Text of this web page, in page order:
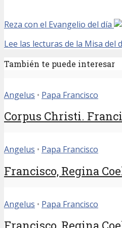
Reza con el Evangelio del día
Lee las lecturas de la Misa del
También te puede interesar
Angelus • Papa Francisco
Corpus Christi.
Angelus • Papa Francisco
Francisco, Regina
Angelus • Papa Francisco